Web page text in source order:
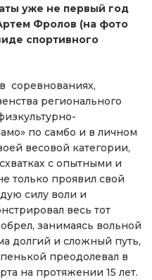
уже не первый год
Фролов (на фото
спортивного
соревнованиях,
регионального
по самбо и в личном
весовой категории,
с опытными и
только проявил свой
силу воли и
весь тот
занимаясь вольной
долгий и сложный путь,
преодолевал в
на протяжении 15 лет.